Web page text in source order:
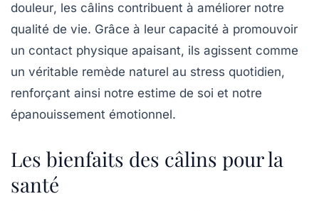
douleur, les câlins contribuent à améliorer notre
qualité de vie. Grâce à leur capacité à promouvoir
un contact physique apaisant, ils agissent comme
un véritable remède naturel au stress quotidien,
renforçant ainsi notre estime de soi et notre
épanouissement émotionnel.
Les bienfaits des câlins pour la
santé